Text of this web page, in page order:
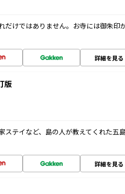
だけではありません。お寺には御朱印
詳細を見る
版
ステイなど、島の人が教えてくれた五
詳細を見る